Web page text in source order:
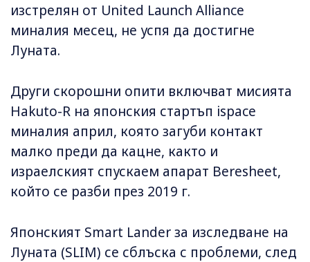
изстрелян от United Launch Alliance
миналия месец, не успя да достигне
Луната.
Други скорошни опити включват мисията
Hakuto-R на японския стартъп ispace
миналия април, която загуби контакт
малко преди да кацне, както и
израелският спускаем апарат Beresheet,
който се разби през 2019 г.
Японският Smart Lander за изследване на
Луната (SLIM) се сблъска с проблеми, след